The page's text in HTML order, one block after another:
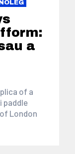
a
of a
paddle
London